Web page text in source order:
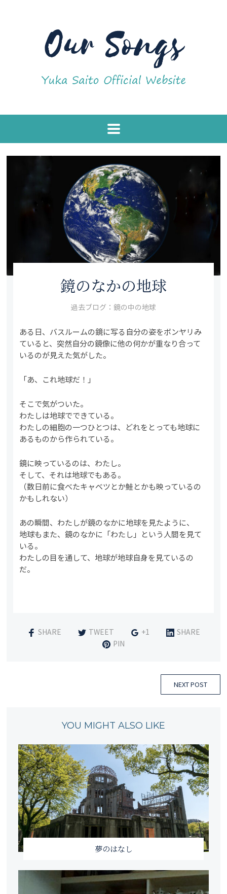
鏡のなかの地球
過去ブログ：鏡の中の地球
ある日、バスルームの鏡に写る自分の姿をボンヤリみ
ていると、突然自分の鏡像に他の何かが重なり合って
いるのが見えた気がした。
「あ、これ地球だ！」
そこで気がついた。
わたしは地球でできている。
わたしの細胞の一つひとつは、どれをとっても地球に
あるものから作られている。
鏡に映っているのは、わたし。
そして、それは地球でもある。
（数日前に食べたキャベツとか鮭とかも映っているの
かもしれない）
あの瞬間、わたしが鏡のなかに地球を見たように、
地球もまた、鏡のなかに「わたし」という人間を見て
いる。
わたしの目を通して、地球が地球自身を見ているの
だ。
SHARE TWEET +1
SHARE
PIN
NEXT POST
YOU MIGHT ALSO LIKE
夢のはなし